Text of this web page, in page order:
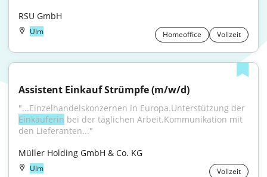
RSU GmbH
Ulm Homeoffice Vollzeit
Assistent Einkauf Strümpfe (m/w/d)
Einkäuferin bei der täglichen Arbeit.Kommunikation mit
den Lieferanten..."
Müller Holding GmbH & Co. KG
Ulm Vollzeit